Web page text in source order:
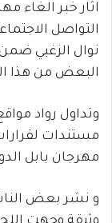
اثار خبر الغاء
التواصل
نوال الزغبي
البعض من هذا
وتداول رواد
مستندات
مهرجان بابل
و نشر بعض